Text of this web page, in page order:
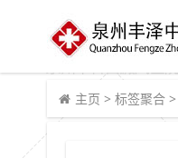
主页 > 标签聚合 >